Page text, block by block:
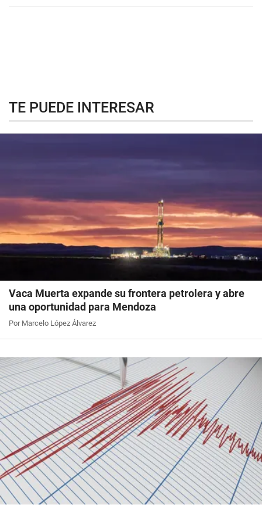
TE PUEDE INTERESAR
Vaca Muerta expande su frontera petrolera y abre
una oportunidad para Mendoza
Por Marcelo López Álvarez